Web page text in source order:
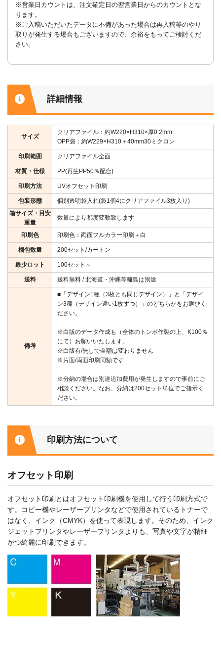
※営業日カウントは、注文確定日の翌営業日からのカウントとな
ります。
※ご入稿いただいたデータに不備があった場合は再入稿等のやり
取りが発生する場合もございますので、余裕をもってご検討くだ
さい。
詳細情報
サイズ
クリアファイル：約W220×H310×厚0.2mm
OPP袋：約W229×H310＋40mm30ミクロン
印刷範囲 クリアファイル全面
材質・仕様 PP(再生PP50％配合)
印刷方法 UVオフセット印刷
包装形態
個別透明袋入れ(袋1個4にクリアファイル3枚入り)
箱サイズ・目安
重量
数量により都度変動致します
印刷色 印刷色：両面フルカラー印刷＋白
梱包数量 200セット/カートン
最少ロット 100セット～
送料 送料無料 / 北海道・沖縄等離島は別途
備考
■「デザイン1種（3枚とも同じデザイン）」と「デザイ
ン3種（デザイン違い1枚ずつ）」のどちらかをお選びく
ださい。
※白版のデータ作成も（全体のトンボ作製の上、K100％
にて）お願いいたします。
※白版有/無しで金額は変わりません
※片面/両面印刷同額です
※分納の場合は別途追加費用が発生しますので事前にご
相談ください。なお、分納は200セット単位でご指示く
ださい。
印刷方法について
オフセット印刷
オフセット印刷とはオフセット印刷機を使用して行う印刷方式で
す。コピー機やレーザープリンタなどで使用されているトナーで
はなく、インク（CMYK）を使って表現します。そのため、インク
ジェットプリンタやレーザープリンタよりも、写真や文字が精細
かつ綺麗に印刷できます。